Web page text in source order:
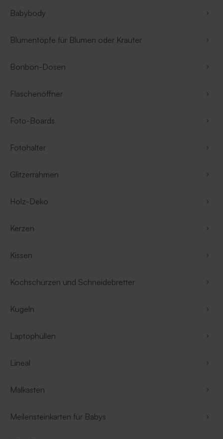
Babybody
Blumentöpfe für Blumen oder Krauter
Bonbon-Dosen
Flaschenöffner
Foto-Boards
Fotohalter
Glitzerrahmen
Holz-Deko
Kerzen
Kissen
Kochschürzen und Schneidebretter
Kugeln
Laptophüllen
Lineal
Malkasten
Meilensteinkarten für Babys